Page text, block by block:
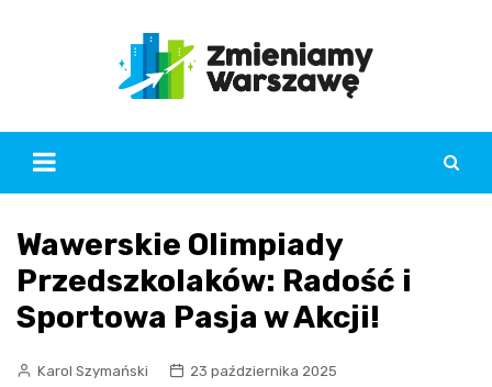
Wawerskie Olimpiady
Przedszkolaków: Radość i
Sportowa Pasja w Akcji!
Karol Szymański
23 października 2025